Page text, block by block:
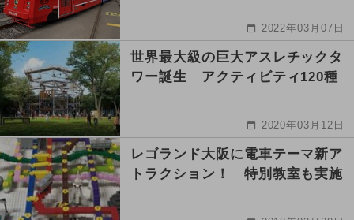
2022年03月07日
世界最大級の巨大アスレチックタ
ワー誕生 アクティビティ120種
2020年03月12日
レゴランド大阪に電車テーマ新ア
トラクション！ 特別教室も実施